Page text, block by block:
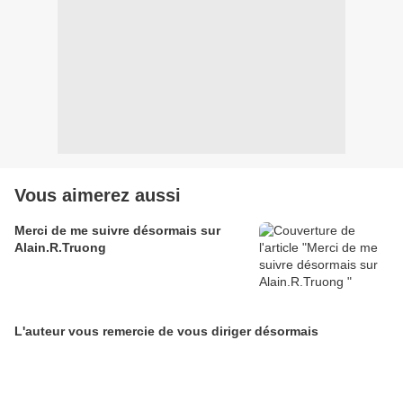
Vous aimerez aussi
Merci de me suivre désormais sur
Alain.R.Truong
L'auteur vous remercie de vous diriger désormais